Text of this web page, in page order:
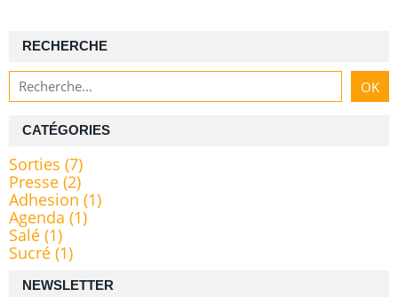
NEWSLETTER
RECHERCHE
CATÉGORIES
Sorties (7)
Presse (2)
Adhesion (1)
Agenda (1)
Salé (1)
Sucré (1)